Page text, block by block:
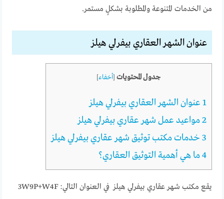
من الخدمات المتنوعة والمطلوبة بشكلٍ مستمر.
عنوان الشهر العقاري بيفرلي هيلز
جدول المحتويات [أخفاء]
1 عنوان الشهر العقاري بيفرلي هيلز
2مواعيد عمل شهر عقاري بيفرلي هيلز
3 خدمات مكتب توثيق شهر عقاري بيفرلي هيلز
4ما هي أهمية التوثيق العقاري؟
يقع مكتب شهر عقاري بيفرلي هيلز في العنوان التالي: 3W9P+W4F